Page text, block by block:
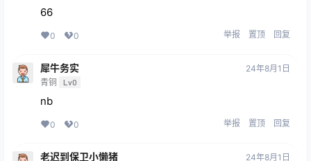
66
0 0 举报 置顶 回复
犀牛务实
青铜 Lv0
24年8月1日
nb
0 0 举报 置顶 回复
老迟到保卫小懒猪 24年8月1日